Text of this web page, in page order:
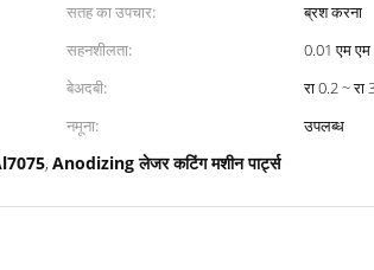
सतह का उपचार:
ब्रश करना
सहनशीलता:
0.01 एम एम
बेअदबी:
रा 0.2 ~ रा
नमूना:
उपलब्ध
, Anodizing लेजर कटिंग मशीन पार्ट्स